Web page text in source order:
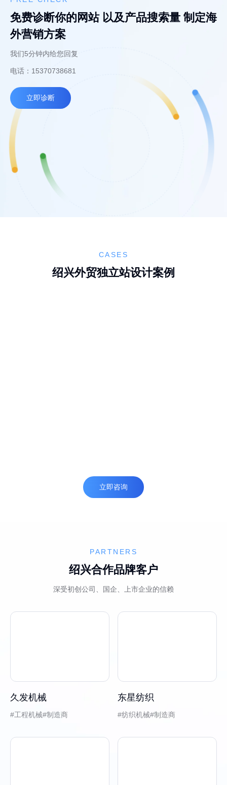
免费诊断你的网站 以及产品搜索量 制定海
外营销方案
我们5分钟内给您回复
电话：15370738681
立即诊断
CASES
绍兴外贸独立站设计案例
立即咨询
PARTNERS
绍兴合作品牌客户
深受初创公司、国企、上市企业的信赖
久发机械
工程机械 制造商
东星纺织
纺织机械 制造商